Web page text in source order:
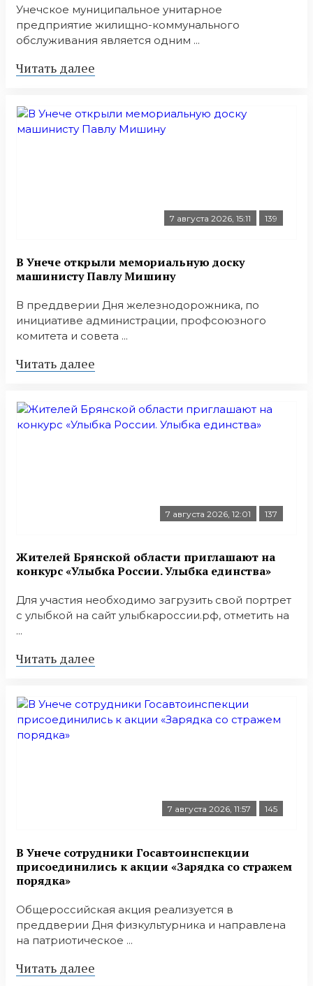
Унечское муниципальное унитарное
предприятие жилищно-коммунального
обслуживания является одним ...
Читать далее
7 августа 2026, 15:11 139
В Унече открыли мемориальную доску
машинисту Павлу Мишину
В преддверии Дня железнодорожника, по
инициативе администрации, профсоюзного
комитета и совета ...
Читать далее
7 августа 2026, 12:01 137
Жителей Брянской области приглашают на
конкурс «Улыбка России. Улыбка единства»
Для участия необходимо загрузить свой портрет
с улыбкой на сайт улыбкароссии.рф, отметить на
...
Читать далее
7 августа 2026, 11:57 145
В Унече сотрудники Госавтоинспекции
присоединились к акции «Зарядка со стражем
порядка»
Общероссийская акция реализуется в
преддверии Дня физкультурника и направлена
на патриотическое ...
Читать далее